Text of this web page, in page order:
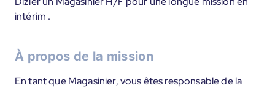
intérim .
À propos de la mission
En tant que Magasinier, vous êtes responsable de la